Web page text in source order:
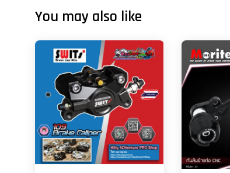
You may also like